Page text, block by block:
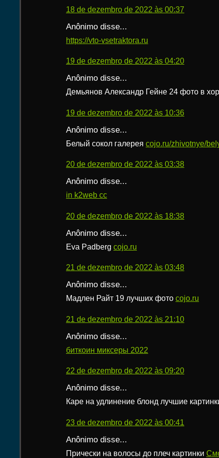
18 de dezembro de 2022 às 00:37
Anônimo disse...
https://vto-vsetraktora.ru
19 de dezembro de 2022 às 04:20
Anônimo disse...
Демьянов Александр Гейне 24 фото в
19 de dezembro de 2022 às 10:36
Anônimo disse...
Белый сокол галерея cojo.ru/zhivotnye/
20 de dezembro de 2022 às 03:38
Anônimo disse...
in k2web cc
20 de dezembro de 2022 às 18:38
Anônimo disse...
Eva Padberg cojo.ru
21 de dezembro de 2022 às 03:48
Anônimo disse...
Мадлен Райт 19 лучших фото cojo.ru
21 de dezembro de 2022 às 21:10
Anônimo disse...
биткоин миксеры 2022
22 de dezembro de 2022 às 09:20
Anônimo disse...
Каре на удлинение блонд лучшие
23 de dezembro de 2022 às 00:41
Anônimo disse...
Прически на волосы до плеч картинки